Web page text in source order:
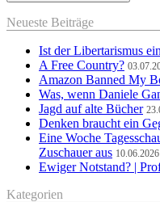
Neueste Beiträge
Ist der Libertarismus
A Free Country?
Amazon Banned My
Was, wenn Daniele
Jagd auf alte Bücher
Denken braucht ein
Eine Woche
Zuschauer aus 10.06.2026
Ewiger Notstand? |
Kategorien